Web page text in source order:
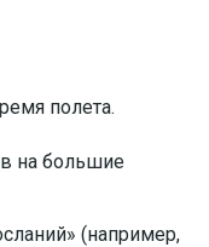
полета.
на большие
(например,